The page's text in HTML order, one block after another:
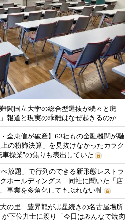
関国立大学の総合型選抜が続々と廃
報道と現実の乖離はなぜ起きるのか
全東信が破産】63社もの金融機関が融
の粉飾決算」を見抜けなかったカラク
操業”の焦りも表出していた
べ放題」で行列のできる新形態レストラ
ホールディングス 同社に聞いた「店
事業を多角化してもぶれない軸
の里、豊昇龍が黒星続きの名古屋場所
下位力士に渡り「今日はみんなで焼肉